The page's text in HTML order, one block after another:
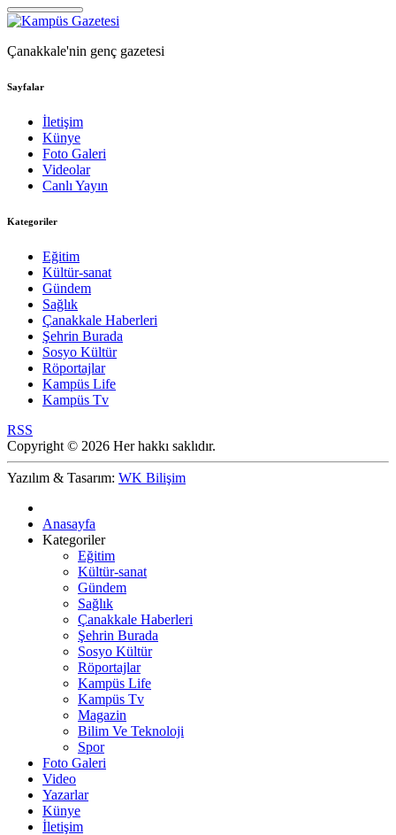
Çanakkale'nin genç gazetesi
Sayfalar
İletişim
Künye
Foto Galeri
Videolar
Canlı Yayın
Kategoriler
Eğitim
Kültür-sanat
Gündem
Sağlık
Çanakkale Haberleri
Şehrin Burada
Sosyo Kültür
Röportajlar
Kampüs Life
Kampüs Tv
RSS
Copyright © 2026 Her hakkı saklıdır.
Yazılım & Tasarım: WK Bilişim
Anasayfa
Kategoriler
Eğitim
Kültür-sanat
Gündem
Sağlık
Çanakkale Haberleri
Şehrin Burada
Sosyo Kültür
Röportajlar
Kampüs Life
Kampüs Tv
Magazin
Bilim Ve Teknoloji
Spor
Foto Galeri
Video
Yazarlar
Künye
İletişim